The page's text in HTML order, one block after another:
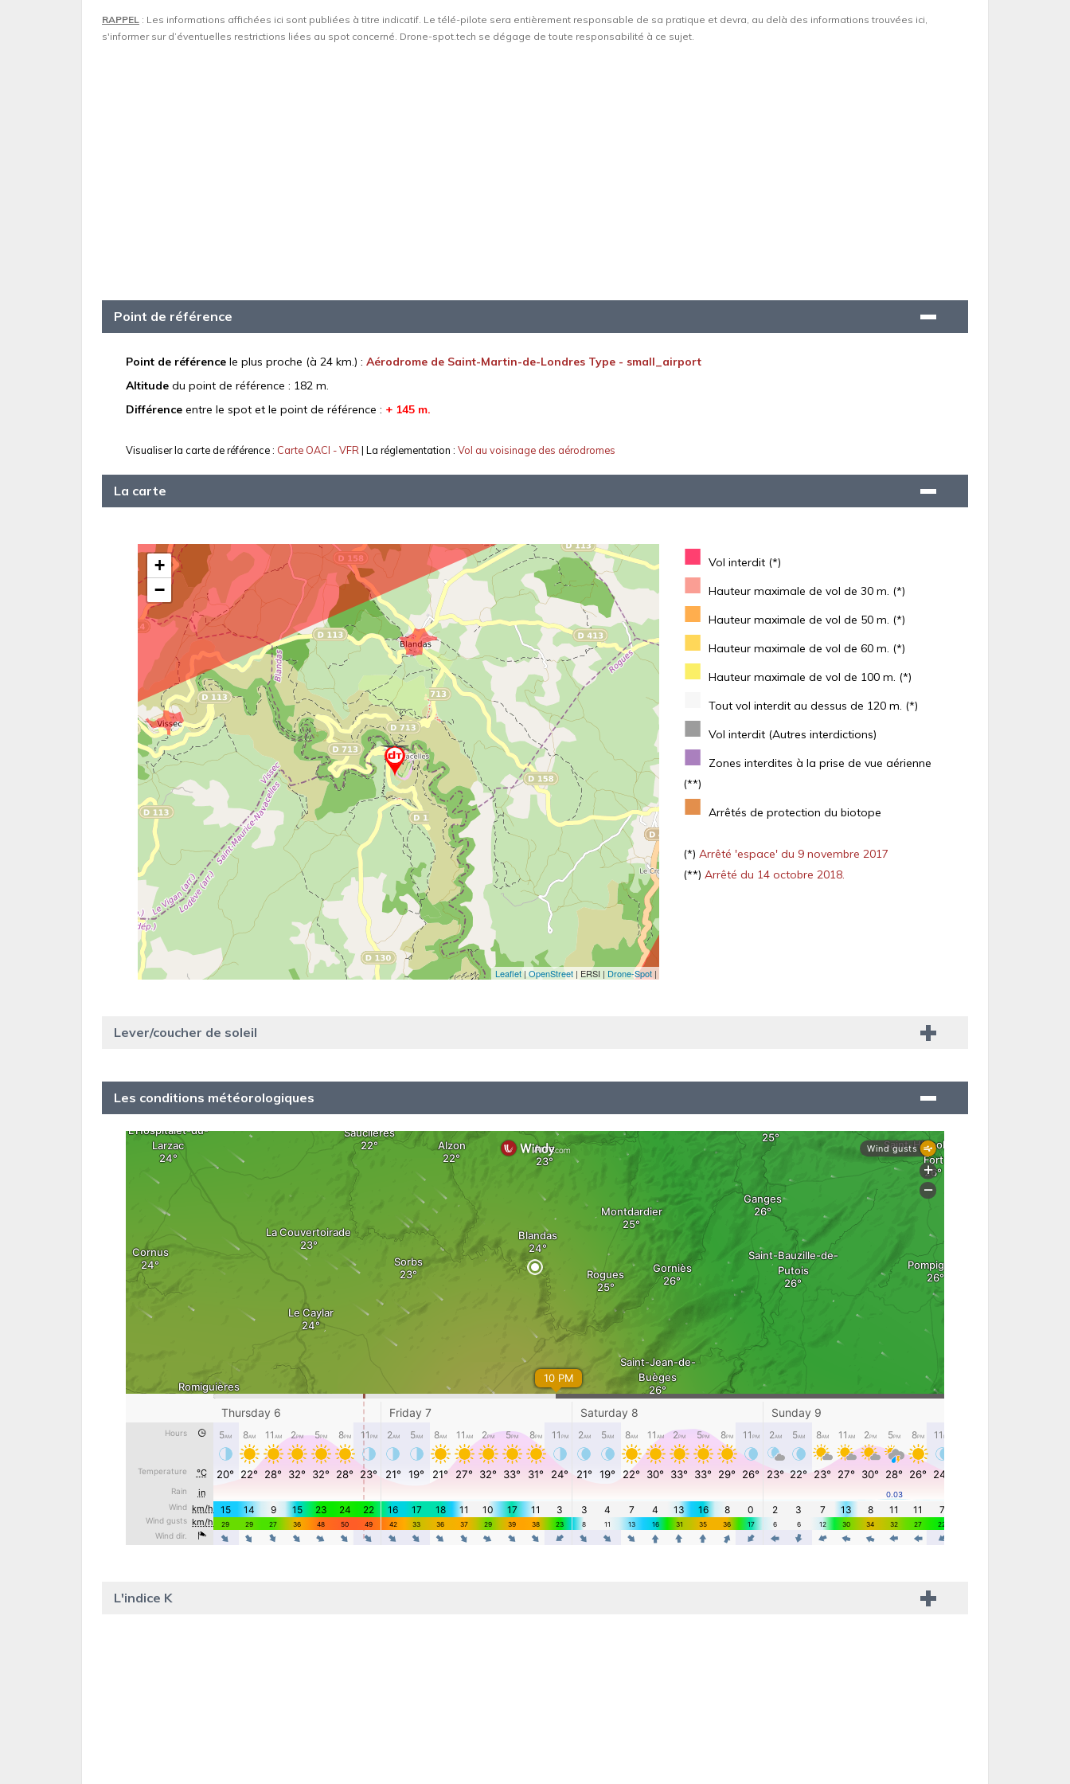
RAPPEL : Les informations affichées ici sont publiées à titre indicatif. Le télé-pilote sera entièrement responsable de sa pratique et devra, au delà des informations trouvées ici,
s'informer sur d’éventuelles restrictions liées au spot concerné. Drone-spot.tech se dégage de toute responsabilité à ce sujet.
Point de référence
Point de référence le plus proche (à 24 km.) : Aérodrome de Saint-Martin-de-Londres Type - small_airport
Altitude du point de référence : 182 m.
Différence entre le spot et le point de référence : + 145 m.
Visualiser la carte de référence : Carte OACI - VFR| La réglementation : Vol au voisinage des aérodromes
La carte
■ Vol interdit (*)
■ Hauteur maximale de vol de 30 m. (*)
■ Hauteur maximale de vol de 50 m. (*)
■ Hauteur maximale de vol de 60 m. (*)
■ Hauteur maximale de vol de 100 m. (*)
Tout vol interdit au dessus de 120 m. (*)
■ Vol interdit (Autres interdictions)
■
Zones interdites à la prise de vue aérienne
(**)
■ Arrêtés de protection du biotope
(*) Arrêté 'espace' du 9 novembre 2017
(**) Arrêté du 14 octobre 2018.
Lever/coucher de soleil
Les conditions météorologiques
L'indice K